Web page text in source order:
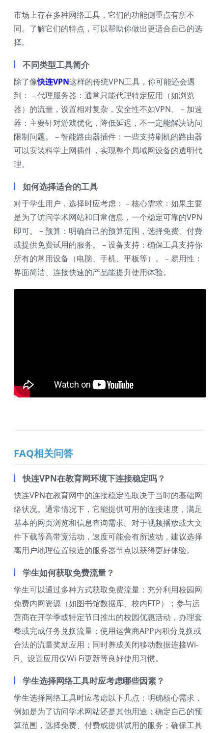
市场上存在多种网络工具，它们的功能侧重点有所不
同。了解它们的特点，可以帮助你做出更适合自己的选
择。
不同类型工具简介
除了像快连VPN这样的传统VPN工具，你可能还会遇
到： – 代理服务器：通常只能代理特定应用（如浏览
器）的流量，设置相对复杂，安全性不如VPN。 – 加速
器：主要针对游戏优化，降低延迟，不一定能解决访问
限制问题。 – 智能路由器插件：一些支持刷机的路由器
可以安装科学上网插件，实现整个局域网设备的透明代
理。
如何选择适合的工具
对于学生用户，选择时应考虑： – 核心需求：如果主要
是为了访问学术网站和日常信息，一个稳定可靠的VPN
即可。 – 预算：明确自己的预算范围，选择免费、付费
或提供免费试用的服务。 – 设备支持：确保工具支持你
所有的常用设备（电脑、手机、平板等）。 – 易用性：
界面简洁、连接快速的产品能提升使用体验。
FAQ相关问答
快连VPN在教育网环境下连接稳定吗？
快连VPN在教育网中的连接稳定性取决于当时的基础网
络状况。通常情况下，它能提供可用的连接速度，满足
基本的网页浏览和信息查询需求。对于视频播放或大文
件下载等高带宽活动，速度可能会有所波动，建议选择
离用户地理位置较近的服务器节点以获得更好体验。
学生如何获取免费流量？
学生可以通过多种方式获取免费流量：充分利用校园网
免费内网资源（如图书馆数据库、校内FTP）；参与运
营商在开学季或特定节日推出的校园优惠活动，办理套
餐或完成任务兑换流量；使用运营商APP内积分兑换或
合法的流量奖励应用；同时养成关闭移动数据连接Wi-
Fi、设置应用仅Wi-Fi更新等良好使用习惯。
学生选择网络工具时应考虑哪些因素？
学生选择网络工具时应考虑以下几点：明确核心需求，
例如是为了访问学术网站还是其他用途；确定自己的预
算范围，选择免费、付费或提供试用的服务；确保工具